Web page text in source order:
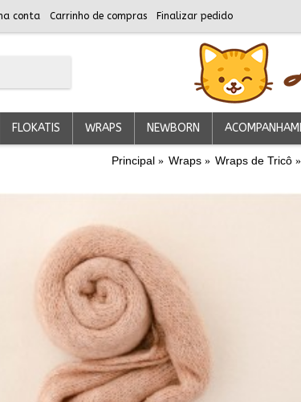
conta Carrinho de compras Finalizar pedido
FLOKATIS WRAPS NEWBORN
Principal Wraps Wraps de Tricô